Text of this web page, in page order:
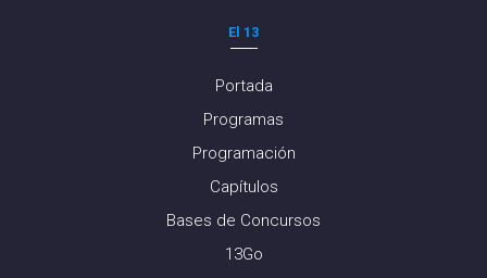
El 13
Portada
Programas
Programación
Capítulos
Bases de Concursos
13Go